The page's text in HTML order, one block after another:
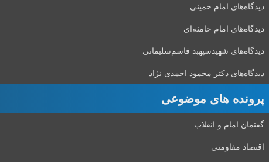
دیدگاه‌های امام خمینی
دیدگاه‌های امام خامنه‌ای
دیدگاه‌های شهید‌سپهبد قاسم‌سلیمانی
دیدگاه‌های دکتر محمود احمدی نژاد
پرونده های موضوعی
گفتمان امام و انقلاب
اقتصاد مقاومتی